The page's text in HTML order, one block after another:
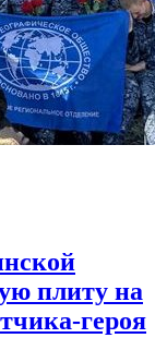
плиту на
героя